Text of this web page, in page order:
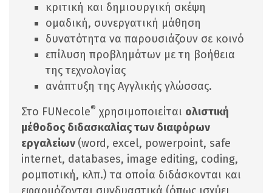
κριτική και δημιουργική σκέψη
ομαδική, συνεργατική μάθηση
δυνατότητα να παρουσιάζουν σε κοινό
επίλυση προβλημάτων με τη βοήθεια
της τεχνολογίας
ανάπτυξη της Αγγλικής γλώσσας.
Στο FUNecole® χρησιμοποιείται ολιστική
μέθοδος διδασκαλίας των διαφόρων
εργαλείων (word, excel, powerpoint, safe
internet, databases, image editing, coding,
ρομποτική, κλπ.) τα οποία διδάσκονται και